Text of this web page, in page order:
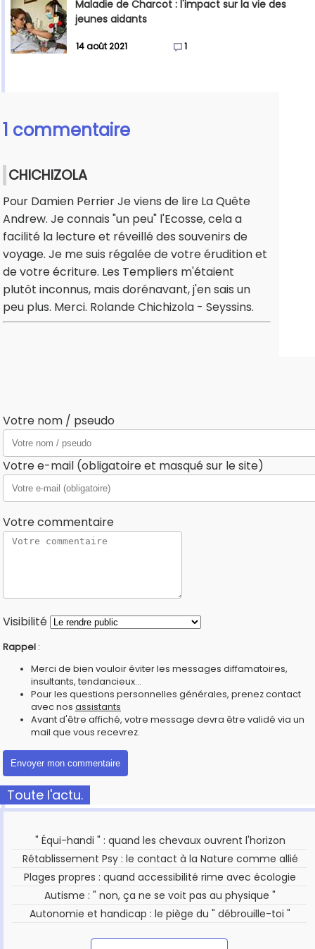
Maladie de Charcot : l'impact sur la vie des
jeunes aidants
14 août 2021 1
1 commentaire
CHICHIZOLA
Pour Damien Perrier Je viens de lire La Quête
Andrew. Je connais "un peu" l'Ecosse, cela a
facilité la lecture et réveillé des souvenirs de
voyage. Je me suis régalée de votre érudition et
de votre écriture. Les Templiers m'étaient
plutôt inconnus, mais dorénavant, j'en sais un
peu plus. Merci. Rolande Chichizola - Seyssins.
Votre nom / pseudo
Votre e-mail (obligatoire et masqué sur le site)
Votre commentaire
Visibilité
Rappel :
Merci de bien vouloir éviter les messages diffamatoires,
insultants, tendancieux...
Pour les questions personnelles générales, prenez contact
avec nos assistants
Avant d'être affiché, votre message devra être validé via un
mail que vous recevrez.
Toute l'actu.
" Équi-handi " : quand les chevaux ouvrent l'horizon
Rétablissement Psy : le contact à la Nature comme allié
Plages propres : quand accessibilité rime avec écologie
Autisme : " non, ça ne se voit pas au physique "
Autonomie et handicap : le piège du " débrouille-toi "